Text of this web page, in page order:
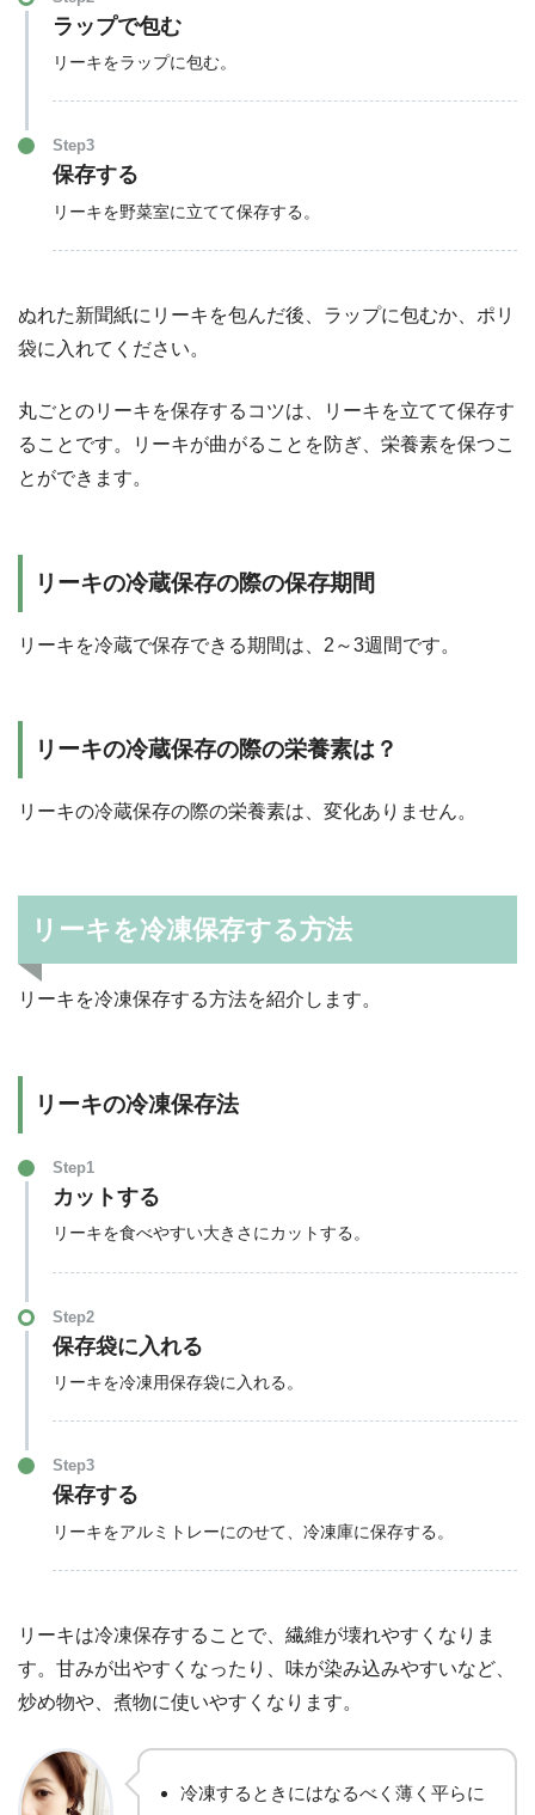
ラップで包む
リーキをラップに包む。
Step3
保存する
リーキを野菜室に立てて保存する。
ぬれた新聞紙にリーキを包んだ後、ラップに包むか、ポリ
袋に入れてください。
丸ごとのリーキを保存するコツは、リーキを立てて保存す
ることです。リーキが曲がることを防ぎ、栄養素を保つこ
とができます。
リーキの冷蔵保存の際の保存期間
リーキを冷蔵で保存できる期間は、2～3週間です。
リーキの冷蔵保存の際の栄養素は？
リーキの冷蔵保存の際の栄養素は、変化ありません。
リーキを冷凍保存する方法
リーキを冷凍保存する方法を紹介します。
リーキの冷凍保存法
Step1
カットする
リーキを食べやすい大きさにカットする。
Step2
保存袋に入れる
リーキを冷凍用保存袋に入れる。
Step3
保存する
リーキをアルミトレーにのせて、冷凍庫に保存する。
リーキは冷凍保存することで、繊維が壊れやすくなりま
す。甘みが出やすくなったり、味が染み込みやすいなど、
炒め物や、煮物に使いやすくなります。
冷凍するときにはなるべく薄く平らに